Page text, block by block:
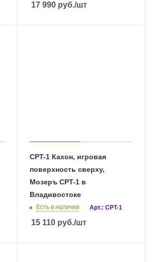
17 990 руб./шт
CPT-1 Кахон, игровая
поверхность сверху,
Мозеръ CPT-1 в
Владивостоке
Есть в наличии Арт.: CPT-1
15 110 руб./шт